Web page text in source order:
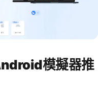
模擬器推